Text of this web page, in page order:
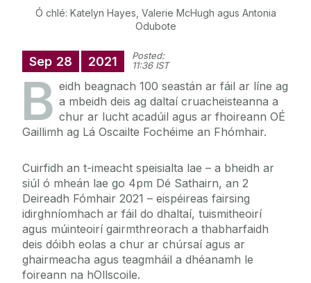
Ó chlé: Katelyn Hayes, Valerie McHugh agus Antonia
Odubote
Sep 28 2021
Posted:
11:36 IST
B eidh beagnach 100 seastán ar fáil ar líne ag
a mbeidh deis ag daltaí cruacheisteanna a
chur ar lucht acadúil agus ar fhoireann OÉ
Gaillimh ag Lá Oscailte Fochéime an Fhómhair.
Cuirfidh an t-imeacht speisialta lae – a bheidh ar
siúl ó mheán lae go 4pm Dé Sathairn, an 2
Deireadh Fómhair 2021 – eispéireas fairsing
idirghníomhach ar fáil do dhaltaí, tuismitheoirí
agus múinteoirí gairmthreorach a thabharfaidh
deis dóibh eolas a chur ar chúrsaí agus ar
ghairmeacha agus teagmháil a dhéanamh le
foireann na hOllscoile.